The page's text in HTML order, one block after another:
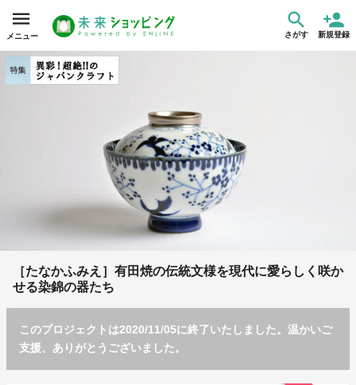
メニュー さがす 新規登録
［たなかふみえ］有田焼の伝統文様を現代に愛らしく咲か
せる染錦の器たち
このプロジェクトは2020/11/05に終了いたしました。温かいご
支援、ありがとうございました。